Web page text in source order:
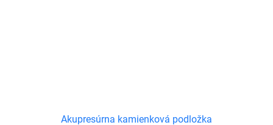
Akupresúrna kamienková podložka